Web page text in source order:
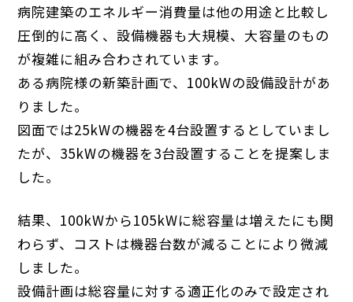
病院建築のエネルギー消費量は他の用途と比較し
圧倒的に高く、設備機器も大規模、大容量のもの
が複雑に組み合わされています。
ある病院様の新築計画で、100kWの設備設計があ
りました。
図面では25kWの機器を4台設置するとしていまし
たが、35kWの機器を3台設置することを提案しま
した。
結果、100kWから105kWに総容量は増えたにも関
わらず、コストは機器台数が減ることにより微減
しました。
設備計画は総容量に対する適正化のみで設定され